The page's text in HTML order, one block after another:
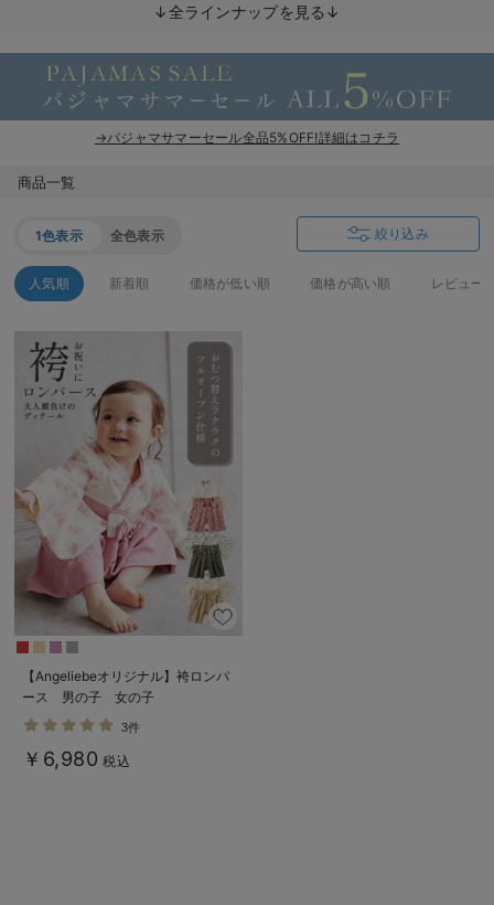
↓全ラインナップを見る↓
→パジャマサマーセール全品5%OFF!詳細はコチラ
商品一覧
1色表示 全色表示 絞り込み
人気順 新着順 価格が低い順 価格が高い順 レビュー
【Angeliebeオリジナル】袴ロンパ
ース 男の子 女の子
3件
￥6,980 税込